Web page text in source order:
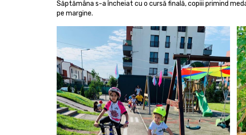
Săptămâna s-a încheiat cu o cursă finală, copiii primind
pe margine.